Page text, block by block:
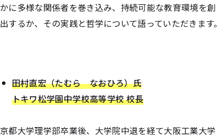
かに多様な関係者を巻き込み、持続可能な教育環境を創
出するか、その実践と哲学について語っていただきます。
田村直宏（たむら なおひろ）氏
トキワ松学園中学校高等学校 校長
京都大学理学部卒業後、大学院中退を経て大阪工業大学